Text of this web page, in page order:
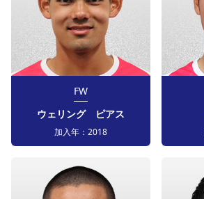
FW
ウェリング ピアス
加入年： 2018